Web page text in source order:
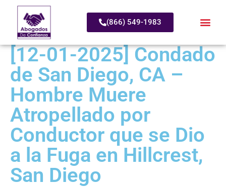
(866) 549-1983
[12-01-2025] Condado
de San Diego, CA –
Hombre Muere
Atropellado por
Conductor que se Dio
a la Fuga en Hillcrest,
San Diego